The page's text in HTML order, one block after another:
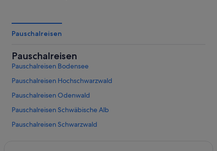
Pauschalreisen
Pauschalreisen
Pauschalreisen Bodensee
Pauschalreisen Hochschwarzwald
Pauschalreisen Odenwald
Pauschalreisen Schwäbische Alb
Pauschalreisen Schwarzwald